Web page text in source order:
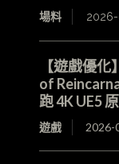
場料
【遊戲優
of
跑 4K UE5
遊戲 2026-